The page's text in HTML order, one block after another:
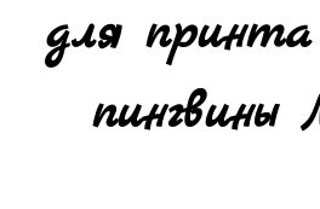
для
пингвины